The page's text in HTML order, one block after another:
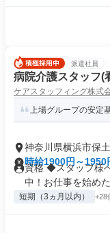
派遣社員
病院介護スタッフ(
ケアスタッフィング株式
上場グループの安定
神奈川県横浜市保
時給1900円～1950
資格 ◆スタッフ様
中！お仕事を始めた
短期（3ヵ月以内） +28